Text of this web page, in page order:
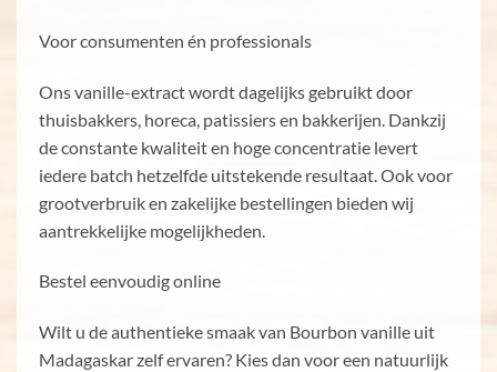
Voor consumenten én professionals
Ons vanille-extract wordt dagelijks gebruikt door
thuisbakkers, horeca, patissiers en bakkerijen. Dankzij
de constante kwaliteit en hoge concentratie levert
iedere batch hetzelfde uitstekende resultaat. Ook voor
grootverbruik en zakelijke bestellingen bieden wij
aantrekkelijke mogelijkheden.
Bestel eenvoudig online
Wilt u de authentieke smaak van Bourbon vanille uit
Madagaskar zelf ervaren? Kies dan voor een natuurlijk